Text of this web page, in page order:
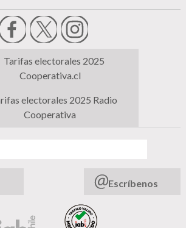
Tarifas electorales 2025
Cooperativa.cl
electorales 2025 Radio
Cooperativa
Escríbenos